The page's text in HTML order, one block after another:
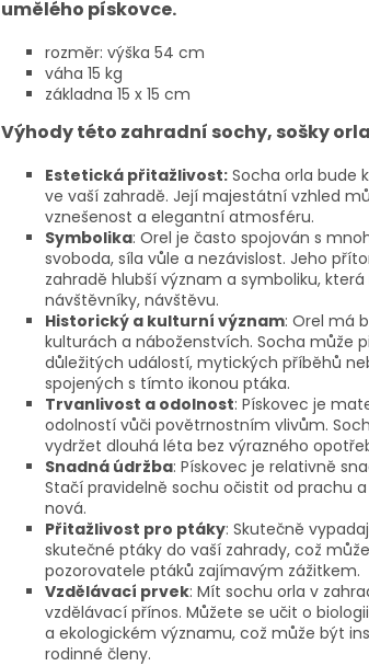
umělého pískovce.
rozměr: výška 54 cm
váha 15 kg
základna 15 x 15 cm
Výhody této zahradní sochy, sošky
Estetická přitažlivost: Socha orla bude
ve vaší zahradě. Její majestátní vzhled
vznešenost a elegantní atmosféru.
Symbolika: Orel je často spojován s
svoboda, síla vůle a nezávislost. Jeho
zahradě hlubší význam a symboliku,
návštěvníky, návštěvu.
Historický a kulturní význam: Orel má
kulturách a náboženstvích. Socha může
důležitých událostí, mytických příběhů
spojených s tímto ikonou ptáka.
Trvanlivost a odolnost: Pískovec je
odolností vůči povětrnostním vlivům.
vydržet dlouhá léta bez výrazného
Snadná údržba: Pískovec je relativně
Stačí pravidelně sochu očistit od prachu
nová.
Přitažlivost pro ptáky: Skutečně
skutečné ptáky do vaší zahrady, což
pozorovatele ptáků zajímavým zážitkem.
Vzdělávací prvek: Mít sochu orla v
vzdělávací přínos. Můžete se učit o
a ekologickém významu, což může být
rodinné členy.